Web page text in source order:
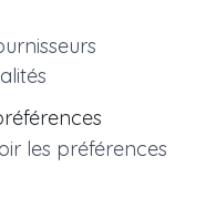
les préférences